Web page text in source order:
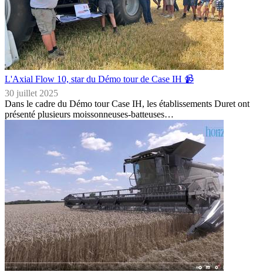
L'Axial Flow 10, star du Démo tour de Case IH 📹
30 juillet 2025
Dans le cadre du Démo tour Case IH, les établissements Duret ont
présenté plusieurs moissonneuses-batteuses…